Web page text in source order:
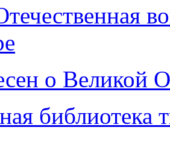
о Великой
библиотека